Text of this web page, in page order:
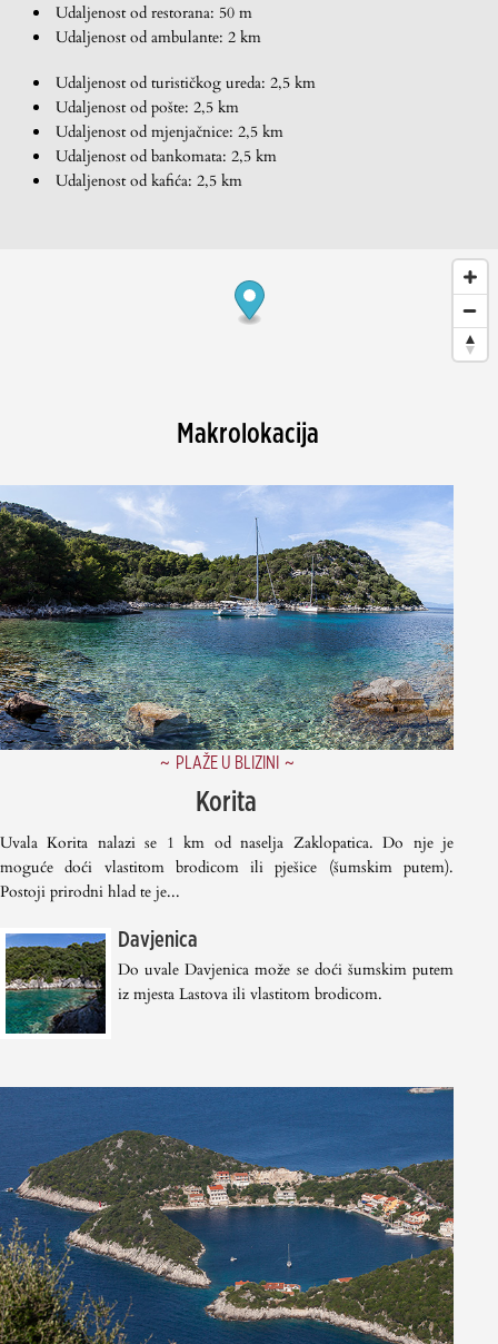
Udaljenost od restorana: 50 m
Udaljenost od ambulante: 2 km
Udaljenost od turističkog ureda: 2,5 km
Udaljenost od pošte: 2,5 km
Udaljenost od mjenjačnice: 2,5 km
Udaljenost od bankomata: 2,5 km
Udaljenost od kafića: 2,5 km
Makrolokacija
PLAŽE U BLIZINI
Korita
Uvala Korita nalazi se 1 km od naselja Zaklopatica. Do nje je
moguće doći vlastitom brodicom ili pješice (šumskim putem).
Postoji prirodni hlad te je...
Davjenica
Do uvale Davjenica može se doći šumskim putem
iz mjesta Lastova ili vlastitom brodicom.